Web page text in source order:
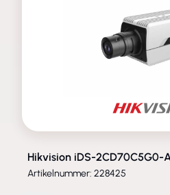
Hikvision iDS-2CD70C5G0-
Artikelnummer: 228425